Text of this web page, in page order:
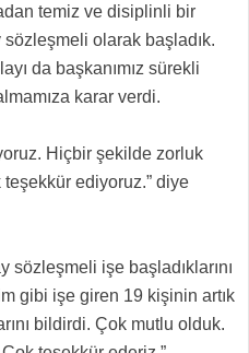
temiz ve disiplinli bir
sözleşmeli olarak başladık.
da başkanımız sürekli
karar verdi.
Hiçbir şekilde zorluk
teşekkür ediyoruz.” diye
sözleşmeli işe başladıklarını
gibi işe giren 19 kişinin artık
bildirdi. Çok mutlu olduk.